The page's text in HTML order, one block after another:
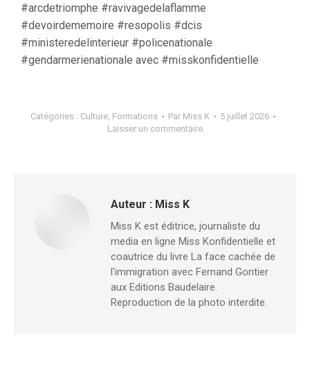
#arcdetriomphe #ravivagedelaflamme
#devoirdememoire #resopolis #dcis
#ministeredelinterieur #policenationale
#gendarmerienationale avec #misskonfidentielle
Catégories : Culture, Formations Par Miss K
5 juillet 2026
Laisser un commentaire
Auteur : Miss K
Miss K est éditrice, journaliste du
media en ligne Miss Konfidentielle et
coautrice du livre La face cachée de
l'immigration avec Fernand Gontier
aux Editions Baudelaire.
Reproduction de la photo interdite.